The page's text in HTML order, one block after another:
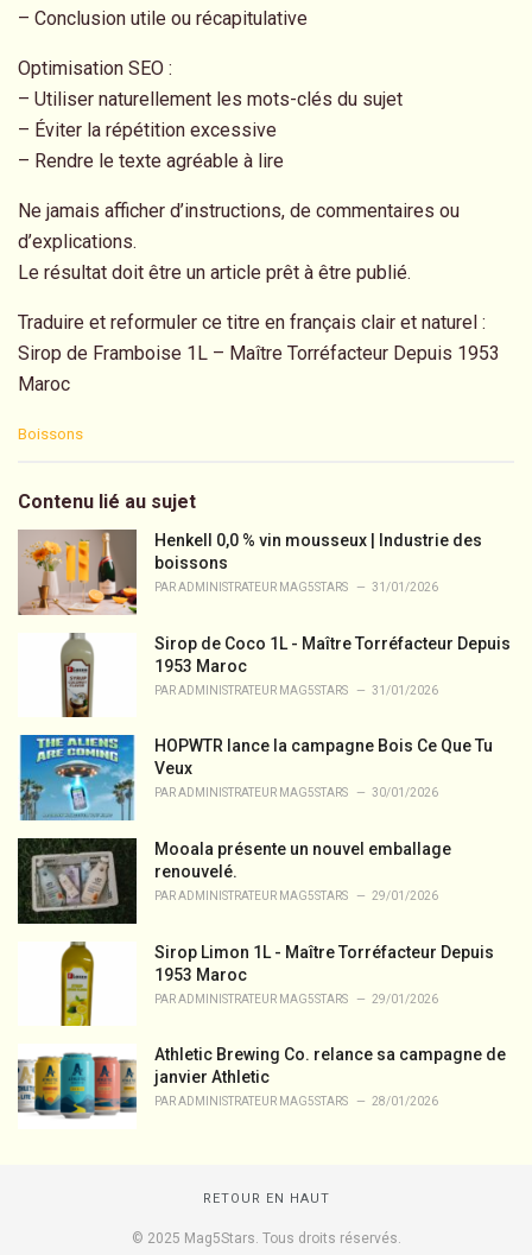
– Conclusion utile ou récapitulative
Optimisation SEO :
– Utiliser naturellement les mots-clés du sujet
– Éviter la répétition excessive
– Rendre le texte agréable à lire
Ne jamais afficher d’instructions, de commentaires ou
d’explications.
Le résultat doit être un article prêt à être publié.
Traduire et reformuler ce titre en français clair et naturel :
Sirop de Framboise 1L – Maître Torréfacteur Depuis 1953
Maroc
C
e
r
e
Boissons
Contenu lié au sujet
Henkell 0,0 % vin mousseux | Industrie des
boissons
PARADMINISTRATEUR MAG5STARS 31/01/2026
Sirop de Coco 1L - Maître Torréfacteur Depuis
1953 Maroc
PARADMINISTRATEUR MAG5STARS 31/01/2026
HOPWTR lance la campagne Bois Ce Que Tu
Veux
PARADMINISTRATEUR MAG5STARS 30/01/2026
Mooala présente un nouvel emballage
renouvelé.
PARADMINISTRATEUR MAG5STARS 29/01/2026
Sirop Limon 1L - Maître Torréfacteur Depuis
1953 Maroc
PARADMINISTRATEUR MAG5STARS 29/01/2026
Athletic Brewing Co. relance sa campagne de
janvier Athletic
PARADMINISTRATEUR MAG5STARS 28/01/2026
RETOUR EN HAUT
© 2025 Mag5Stars. Tous droits réservés.